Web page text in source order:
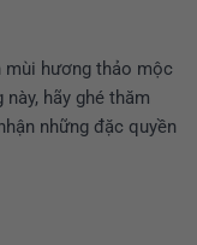
mùi hương thảo mộc
hãy ghé thăm
những đặc quyền